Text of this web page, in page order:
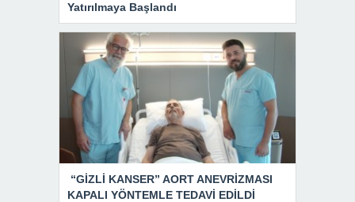
Yatırılmaya Başlandı
“GİZLİ KANSER” AORT ANEVRİZMASI
KAPALI YÖNTEMLE TEDAVİ EDİLDİ